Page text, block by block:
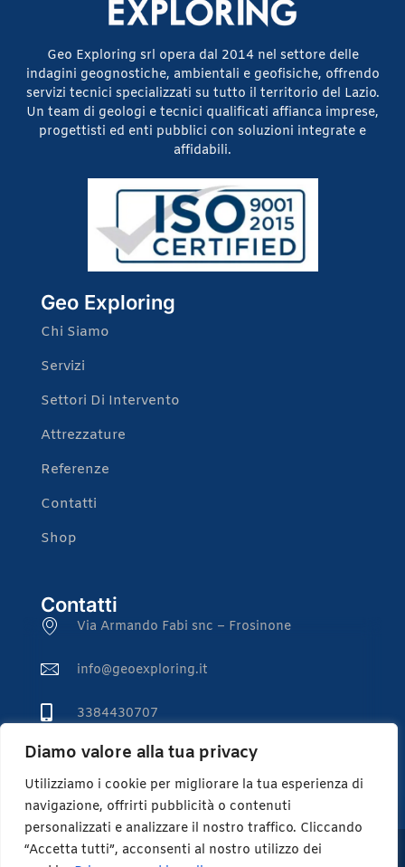
Diamo valore alla tua privacy
Utilizziamo i cookie per migliorare la tua esperienza di
navigazione, offrirti pubblicità o contenuti
personalizzati e analizzare il nostro traffico. Cliccando
“Accetta tutti”, acconsenti al nostro utilizzo dei
Geo Exploring srl opera dal 2014 nel settore delle
indagini geognostiche, ambientali e geofisiche, offrendo
servizi tecnici specializzati su tutto il territorio del Lazio.
Un team di geologi e tecnici qualificati affianca imprese,
progettisti ed enti pubblici con soluzioni integrate e
affidabili.
Geo Exploring
Chi Siamo
Servizi
Settori Di Intervento
Attrezzature
Referenze
Contatti
Shop
Contatti
Via Armando Fabi snc – Frosinone
info@geoexploring.it
3384430707
3282214658
Geoexploring srl